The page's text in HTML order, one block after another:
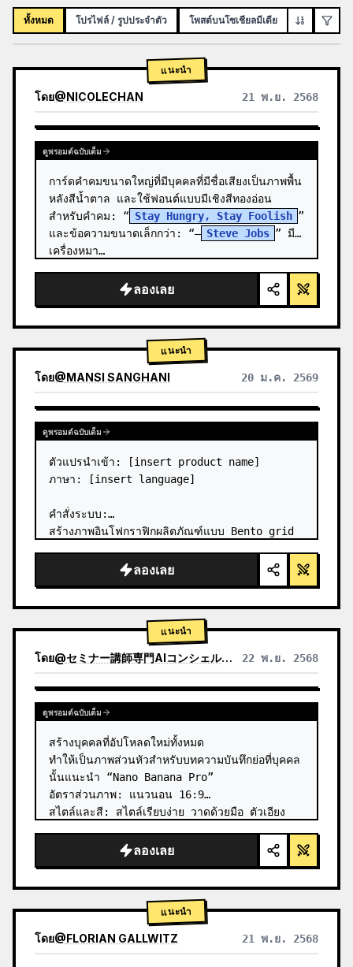
ทั้งหมด โปรไฟล์ / รูปประจำตัว โพสต์บนโซเชียลมีเดีย อินโฟกราฟิก
แนะนำ
โดย@NICOLECHAN 21 พ.ย. 2568
ดูผลลัพธ์จากโมเดลอื่น
ดูพรอมต์ฉบับเต็ม
การ์ดคำคมขนาดใหญ่ที่มีบุคคลที่มีชื่อเสียงเป็นภาพพื้น
หลังสีน้ำตาล และใช้ฟอนต์แบบมีเชิงสีทองอ่อน
สำหรับคำคม: “ Stay Hungry, Stay Foolish ”
และข้อความขนาดเล็กกว่า: “— Steve Jobs ” มี
เครื่องหมา…
ลองเลย
แนะนำ
โดย@MANSI SANGHANI 20 ม.ค. 2569
ดูผลลัพธ์จากโมเดลอื่น
ดูพรอมต์ฉบับเต็ม
ตัวแปรนำเข้า: [insert product name]
ภาษา: [insert language]
คำสั่งระบบ:
สร้างภาพอินโฟกราฟิกผลิตภัณฑ์แบบ Bento grid
(การ์ด 2 ถึง 8 แสดงเฉพาะชื่อข้อความเท่านั้น)
1) การวิเคราะห์ผลิตภัณฑ์:
ลองเลย
แนะนำ
โดย@セミナー講師専門AIコンシェルジュ｜工藤 晶 22 พ.ย. 2568
ดูผลลัพธ์จากโมเดลอื่น
ดูพรอมต์ฉบับเต็ม
สร้างบุคคลที่อัปโหลดใหม่ทั้งหมด
ทำให้เป็นภาพส่วนหัวสำหรับบทความบันทึกย่อที่บุคคล
นั้นแนะนำ “Nano Banana Pro”
อัตราส่วนภาพ: แนวนอน 16:9
สไตล์และสี: สไตล์เรียบง่าย วาดด้วยมือ ตัวเอียง
ข้อความชื่อเรื่อง: “คำอธิบายเชิงลึกเกี่ยวกับ…
ลองเลย
แนะนำ
โดย@FLORIAN GALLWITZ 21 พ.ย. 2568